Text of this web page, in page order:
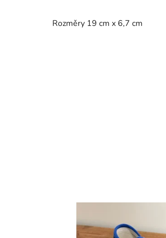
Rozměry 19 cm x 6,7 cm